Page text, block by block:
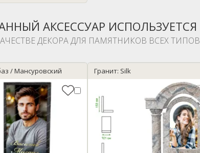
АКСЕССУАР ИСПОЛЬЗУЕТСЯ
ДЕКОРА ДЛЯ ПАМЯТНИКОВ ВСЕХ ТИПОВ
/ Мансуровский Гранит: Silk